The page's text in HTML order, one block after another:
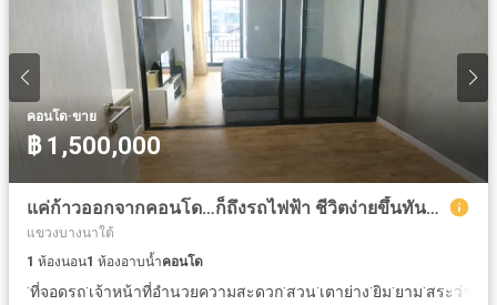
คอนโด·ขาย
฿ 1,500,000
แค่ก้าวออกจากคอนโด…ก็ถึงรถไฟฟ้า ชีวิตง่ายขึ้นทันที!!! ขาย คอนโด เดอะ คาบาน่า ใช้ชีวิตง่าย เดินทางไว เชื่อมต่อเมืองแบบไม่ต้องต่อรถ
แขวงบางนาใต้
1 ห้องนอน1 ห้องอาบน้ำคอนโด
·ที่จอดรถ·เจ้าหน้าที่อำนวยความสะดวก·สวน·เตาย่าง·ยิม·ยาม·สระว่ายน้